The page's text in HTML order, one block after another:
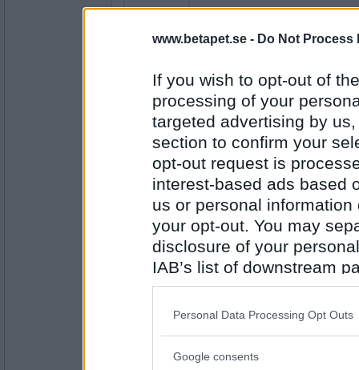
www.betapet.se - Do Not Process
If you wish to opt-out of
processing of your
targeted advertising by
section to confirm your
opt-out request is
interest-based ads based
us or personal
your opt-out. You may
disclosure of your
IAB’s list of downstream
also be disclosed by us
Downstream Participants
Please note that this
Personal Data Processing Opt Outs
Google consents
Antal inlägg:
4549
Nej men rökt böckling
Förföljd- Ej medlem längre
Antal inlägg:
1052
Nej, men jag ska städa
Jag har skrivit fler inlägg än du
Sotfinger
Antal inlägg:
Nej men nu tror jag du skojar
Är du alltid förföljd?